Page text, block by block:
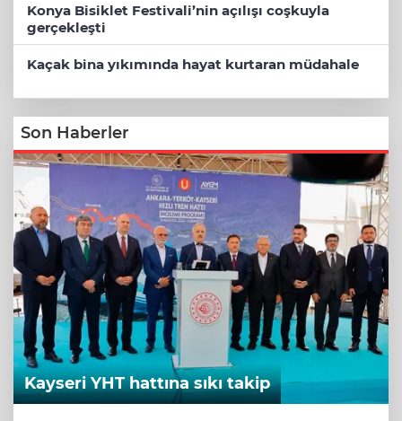
Konya Bisiklet Festivali’nin açılışı coşkuyla
gerçekleşti
Kaçak bina yıkımında hayat kurtaran müdahale
Son Haberler
Kayseri YHT hattına sıkı takip